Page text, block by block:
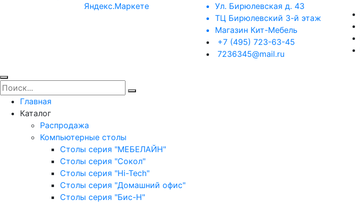
Ул. Бирюлевская д. 43
ТЦ Бирюлевский 3-й этаж
Магазин Кит-Мебель
+7 (495) 723-63-45
7236345@mail.ru
Главная
Каталог
Распродажа
Компьютерные столы
Столы серия "МЕБЕЛАЙН"
Столы серия "Сокол"
Столы серия "Hi-Tech"
Столы серия "Домашний офис"
Столы серия "Бис-Н"